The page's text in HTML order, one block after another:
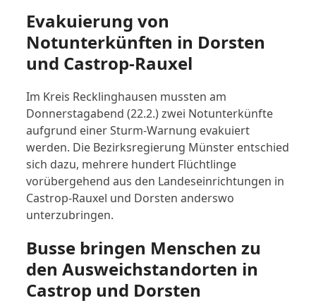
Evakuierung von
Notunterkünften in Dorsten
und Castrop-Rauxel
Im Kreis Recklinghausen mussten am
Donnerstagabend (22.2.) zwei Notunterkünfte
aufgrund einer Sturm-Warnung evakuiert
werden. Die Bezirksregierung Münster entschied
sich dazu, mehrere hundert Flüchtlinge
vorübergehend aus den Landeseinrichtungen in
Castrop-Rauxel und Dorsten anderswo
unterzubringen.
Busse bringen Menschen zu
den Ausweichstandorten in
Castrop und Dorsten